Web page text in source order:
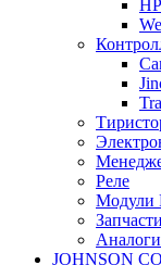
Реле
Модули
JOHNSON